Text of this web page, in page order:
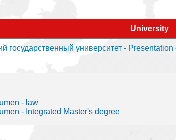
University
государственный университет -
- law
- Integrated Master's degree